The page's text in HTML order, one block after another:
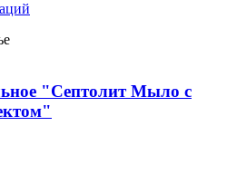
"Септолит Мыло с